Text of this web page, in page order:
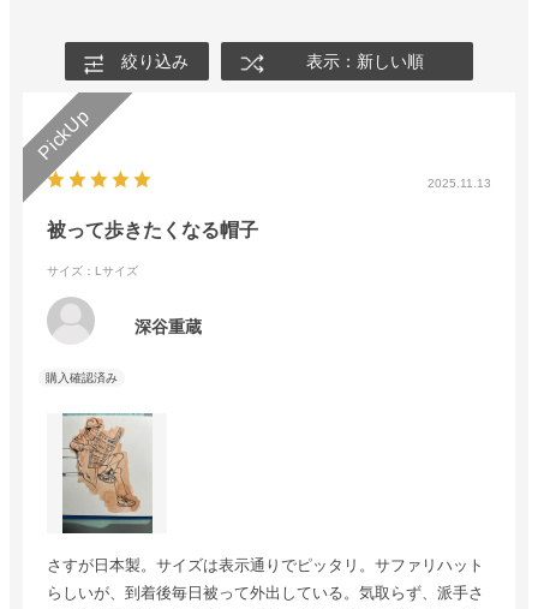
絞り込み 表示：新しい順
2025.11.13
被って歩きたくなる帽子
サイズ：Lサイズ
深谷重蔵
さすが日本製。サイズは表示通りでピッタリ。サファリハット
らしいが、到着後毎日被って外出している。気取らず、派手さ